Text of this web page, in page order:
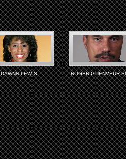
DAWNN LEWIS ROGER GUENVEUR